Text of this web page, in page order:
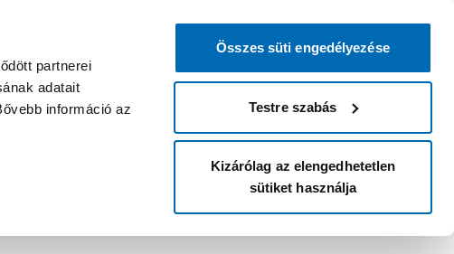
partnerei
adatait
információ az
Összes süti engedélyezése
Testre szabás
Kizárólag az elengedhetetlen
sütiket használja